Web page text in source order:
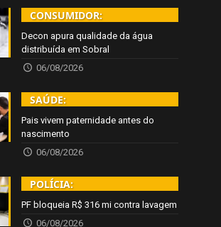
CONSUMIDOR:
Decon apura qualidade da água
distribuída em Sobral
06/08/2026
SAÚDE:
Pais vivem paternidade antes do
nascimento
06/08/2026
POLÍCIA:
PF bloqueia R$ 316 mi contra lavagem
06/08/2026